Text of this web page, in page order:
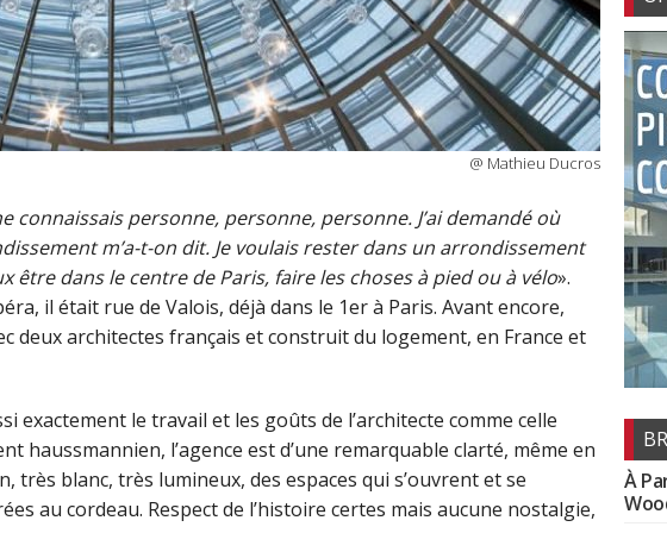
@ Mathieu Ducros
connaissais personne, personne, personne. J’ai demandé où
m’a-t-on dit. Je voulais rester dans un arrondissement
être dans le centre de Paris, faire les choses à pied ou à vélo».
il était rue de Valois, déjà dans le 1er à Paris. Avant encore,
deux architectes français et construit du logement, en France et
exactement le travail et les goûts de l’architecte comme celle
haussmannien, l’agence est d’une remarquable clarté, même en
blanc, très lumineux, des espaces qui s’ouvrent et se
au cordeau. Respect de l’histoire certes mais aucune nostalgie,
À